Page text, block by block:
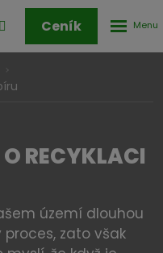
Přihlášení
zóny
Ceník
O RECYKLACI
území dlouhou
zato však